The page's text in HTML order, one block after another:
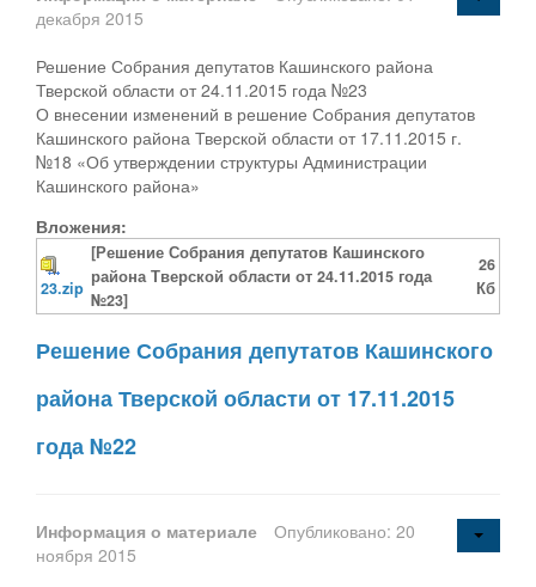
декабря 2015
Решение Собрания депутатов Кашинского района
Тверской области от 24.11.2015 года №23
О внесении изменений в решение Собрания депутатов
Кашинского района Тверской области от 17.11.2015 г.
№18 «Об утверждении структуры Администрации
Кашинского района»
Вложения:
23.zip
[Решение Собрания депутатов Кашинского
района Тверской области от 24.11.2015 года
№23]
26
Кб
Решение Собрания депутатов Кашинского
района Тверской области от 17.11.2015
года №22
Информация о материале
Опубликовано: 20
ноября 2015